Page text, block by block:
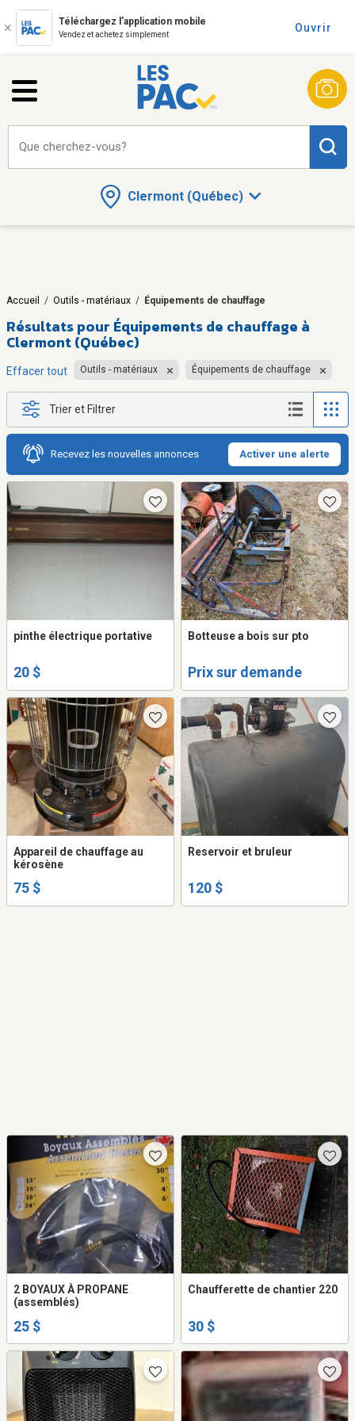
Téléchargez l'application mobile
Vendez et achetez simplement
Ouvrir
Clermont (Québec)
Que cherchez-vous?
Accueil / Outils - matériaux / Équipements de chauffage
Résultats pour Équipements de chauffage à
Clermont (Québec)
Effacer tout Outils - matériaux Équipements de chauffage
Trier et Filtrer
Recevez les nouvelles annonces Activer une alerte
pinthe électrique portative
20 $
Botteuse a bois sur pto
Prix sur demande
Appareil de chauffage au
kérosène
75 $
Reservoir et bruleur
120 $
2 BOYAUX À PROPANE
(assemblés)
25 $
Chaufferette de chantier 220
30 $